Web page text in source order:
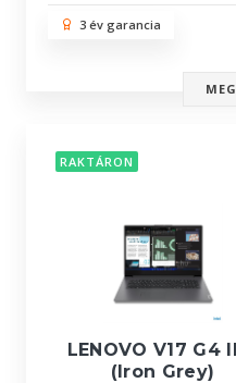
3 év garancia
RAKTÁRON
LENOVO V17 G4
(Iron Grey)